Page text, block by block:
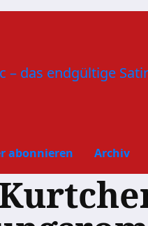
abonnieren Archiv